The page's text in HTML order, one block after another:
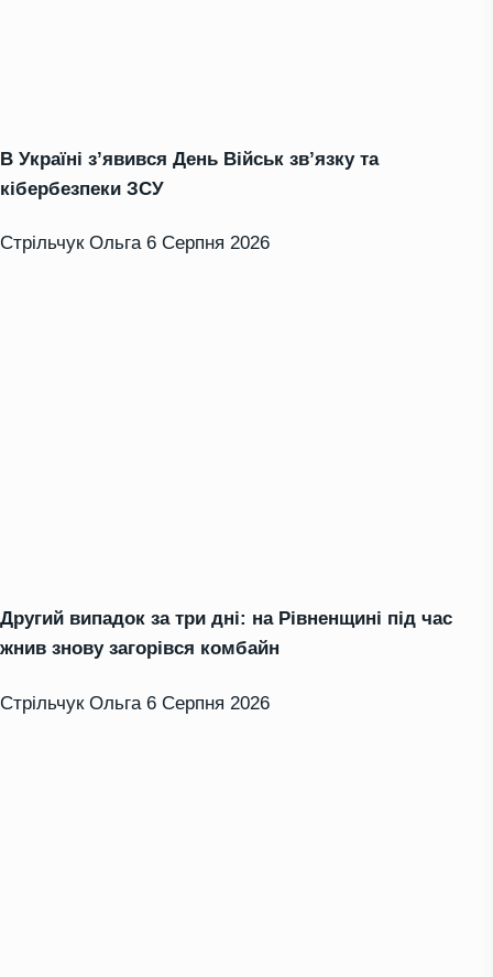
В Україні з’явився День Військ зв’язку та
кібербезпеки ЗСУ
Стрільчук Ольга 6 Серпня 2026
Другий випадок за три дні: на Рівненщині під час
жнив знову загорівся комбайн
Стрільчук Ольга 6 Серпня 2026